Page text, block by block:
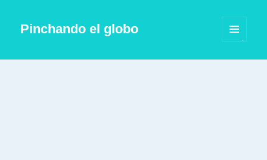
Pinchando el globo
WIDGETS